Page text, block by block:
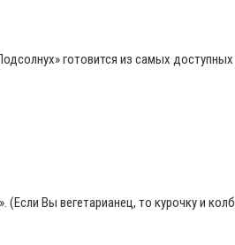
готовится из самых
Вы вегетарианец, то курочку и